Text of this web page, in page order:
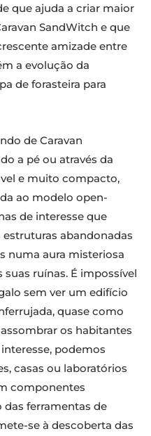
que ajuda a criar maior
SandWitch e que
amizade entre
a evolução da
de forasteira para
de Caravan
a pé ou através da
e muito compacto,
ao modelo open-
de interesse que
abandonadas
numa aura misteriosa
ruínas. É impossível
sem ver um edifício
quase como
os habitantes
podemos
casas ou laboratórios
componentes
das ferramentas de
se à descoberta das